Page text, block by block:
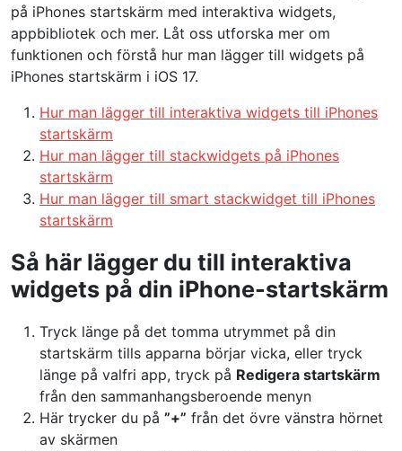
på iPhones startskärm med interaktiva widgets,
appbibliotek och mer. Låt oss utforska mer om
funktionen och förstå hur man lägger till widgets på
iPhones startskärm i iOS 17.
Hur man lägger till interaktiva widgets till iPhones
startskärm
Hur man lägger till stackwidgets på iPhones
startskärm
Hur man lägger till smart stackwidget till iPhones
startskärm
Så här lägger du till interaktiva
widgets på din iPhone-startskärm
Tryck länge på det tomma utrymmet på din
startskärm tills apparna börjar vicka, eller tryck
länge på valfri app, tryck på Redigera startskärm
från den sammanhangsberoende menyn
Här trycker du på ”+” från det övre vänstra hörnet
av skärmen